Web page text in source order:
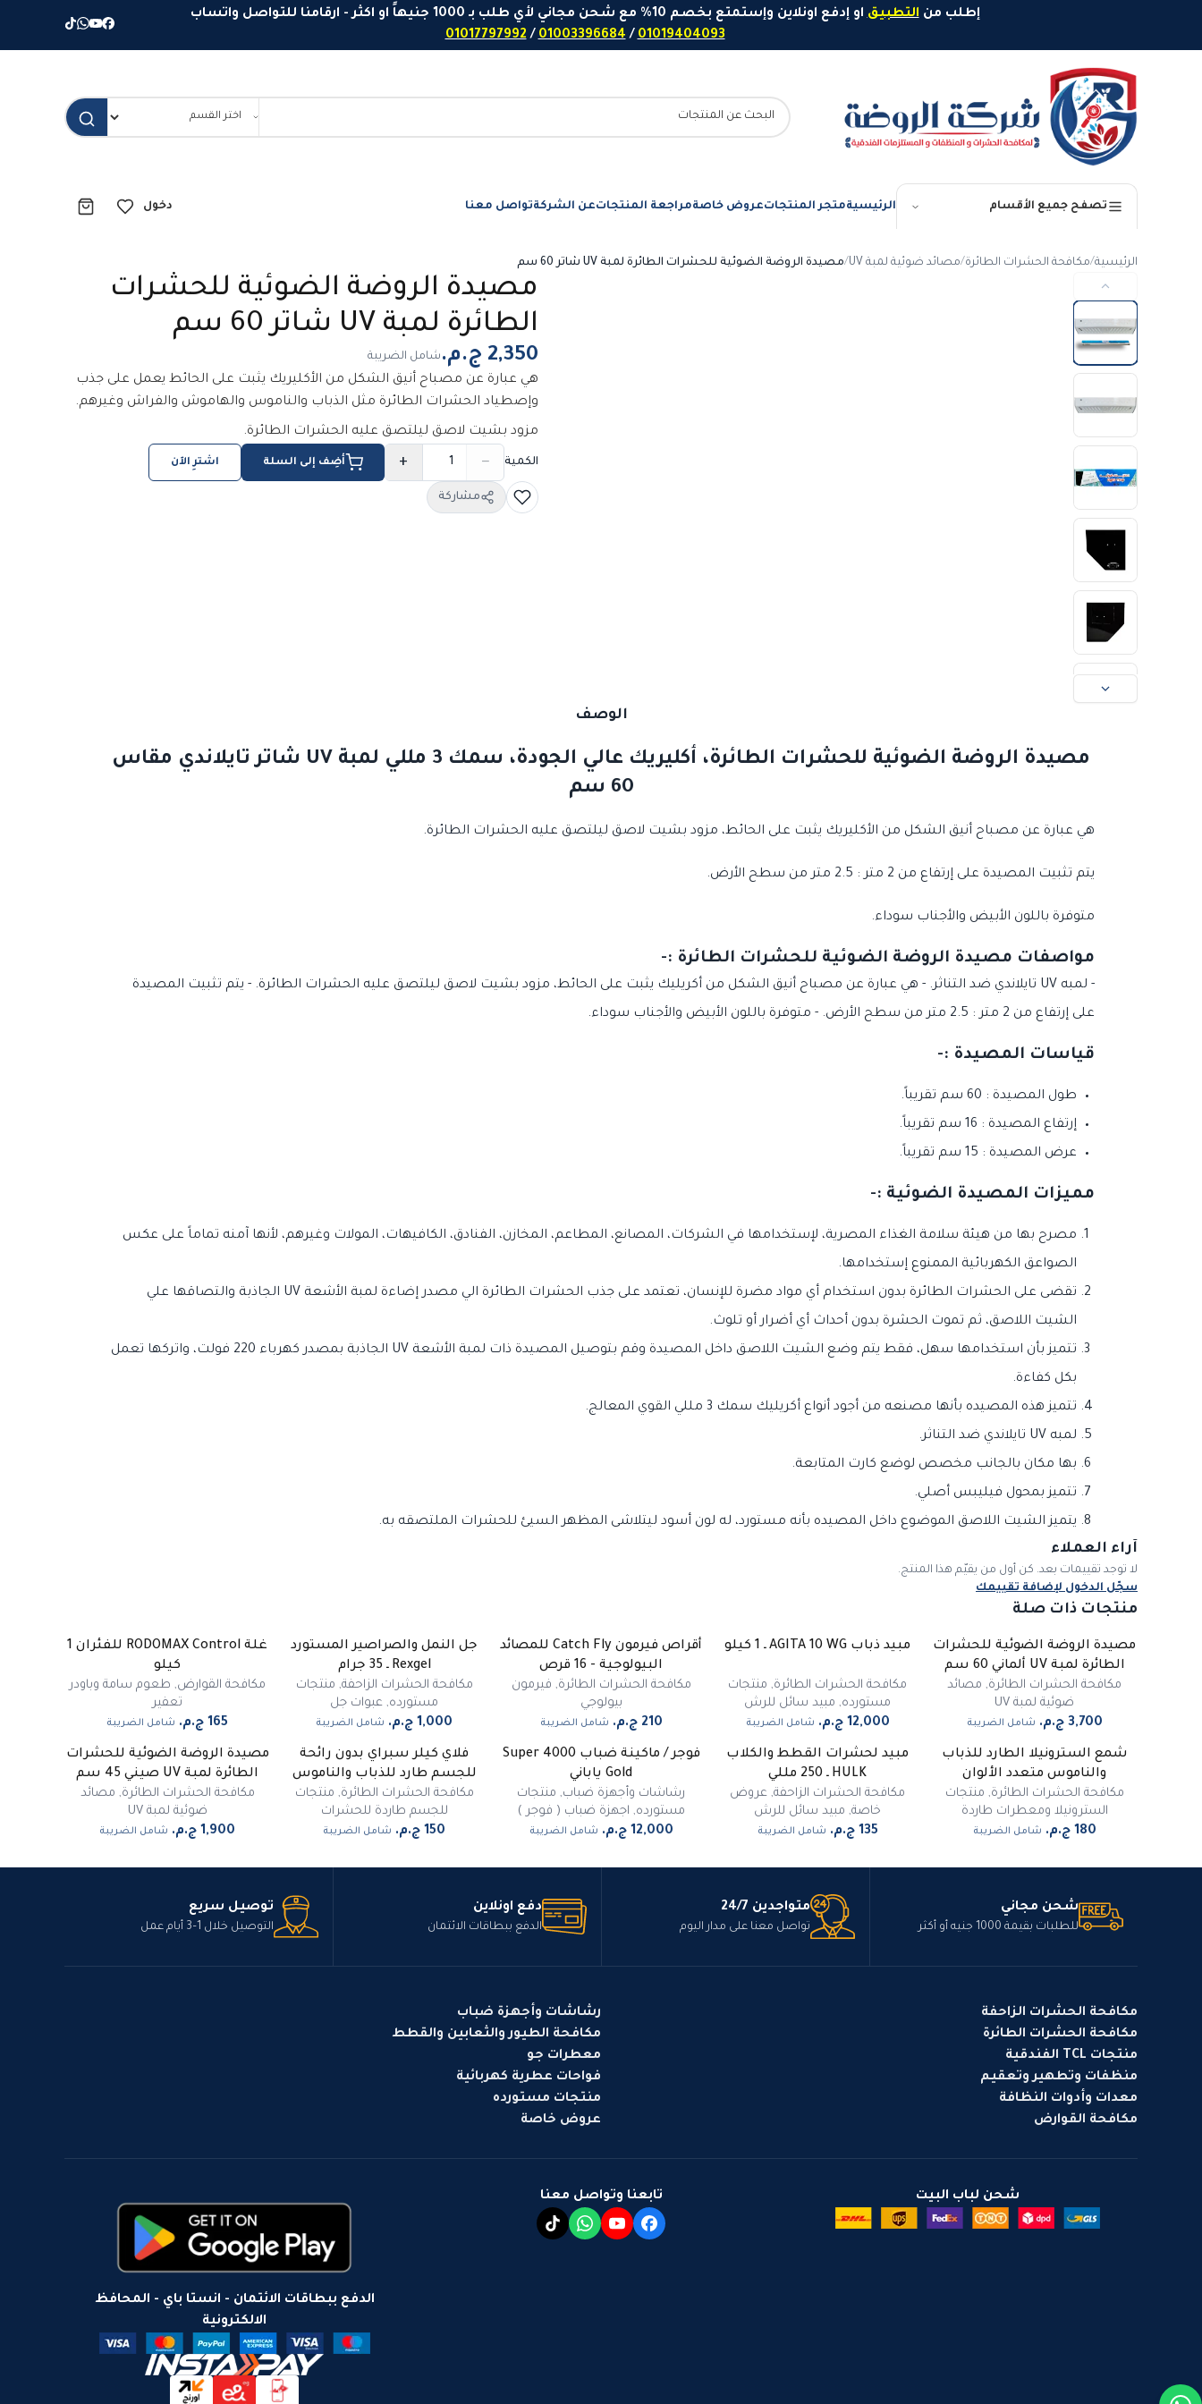
إطلب منالتطبيق او إدفع اونلاين وإستمتع بخصم 10% مع شحن مجاني لأي طلب بـ 1000 جنيهاً او اكثر - ارقامنا للتواصل واتساب
01019404093
/
01003396684
/
01017797992
تصفح جميع الأقسام الرئيسيةمتجر المنتجاتعروض خاصةمراجعة المنتجاتعن الشركةتواصل معنا دخول
الرئيسية/مكافحة الحشرات الطائرة/مصائد ضوئية لمبة UV /مصيدة الروضة الضوئية للحشرات الطائرة لمبة UV شاتر 60 سم
مصيدة الروضة الضوئية للحشرات
الطائرة لمبة UV شاتر 60 سم
شامل الضريبة
هي عبارة عن مصباح أنيق الشكل من الأكليريك يثبت على الحائط يعمل على جذب
وإصطياد الحشرات الطائرة مثل الذباب والناموس والهاموش والفراش وغيرهم.
مزود بشيت لاصق ليلتصق عليه الحشرات الطائرة.
الكمية −
+ أضِف إلى السلة اشترِ الآن
مشاركة
الوصف
مصيدة الروضة الضوئية للحشرات الطائرة، أكليريك عالي الجودة، سمك 3 مللي لمبة UV شاتر تايلاندي مقاس
60 سم
هي عبارة عن مصباح أنيق الشكل من الأكليريك يثبت على الحائط، مزود بشيت لاصق ليلتصق عليه الحشرات الطائرة.
يتم تثبيت المصيدة على إرتفاع من 2 متر : 2.5 متر من سطح الأرض.
متوفرة باللون الأبيض والأجناب سوداء.
مواصفات مصيدة الروضة الضوئية للحشرات الطائرة :-
- لمبه UV تايلاندي ضد التناثر. - هي عبارة عن مصباح أنيق الشكل من أكريليك يثبت على الحائط، مزود بشيت لاصق ليلتصق عليه الحشرات الطائرة. - يتم تثبيت المصيدة
على إرتفاع من 2 متر : 2.5 متر من سطح الأرض. - متوفرة باللون الأبيض والأجناب سوداء.
قياسات المصيدة :-
طول المصيدة : 60 سم تقريباً.
إرتفاع المصيدة : 16 سم تقريباً.
عرض المصيدة : 15 سم تقريباً.
مميزات المصيدة الضوئية :-
مصرح بها من هيئة سلامة الغذاء المصرية، لإستخدامها في الشركات، المصانع، المطاعم، المخازن، الفنادق، الكافيهات، المولات وغيرهم، لأنها آمنه تماماً على عكس
الصواعق الكهربائية الممنوع إستخدامها.
تقضى على الحشرات الطائرة بدون استخدام أي مواد مضرة للإنسان، تعتمد على جذب الحشرات الطائرة الي مصدر إضاءة لمبة الأشعة UV الجاذبة والتصاقها علي
الشيت اللاصق، ثم تموت الحشرة بدون أحداث أي أضرار أو تلوث.
تتميز بأن استخدامها سهل، فقط يتم وضع الشيت اللاصق داخل المصيدة وقم بتوصيل المصيدة ذات لمبة الأشعة UV الجاذبة بمصدر كهرباء 220 فولت، واتركها تعمل
بكل كفاءة.
تتميز هذه المصيده بأنها مصنعه من أجود أنواع أكريليك سمك 3 مللي القوي المعالج.
لمبه UV تايلاندي ضد التناثر.
بها مكان بالجانب مخصص لوضع كارت المتابعة.
تتميز بمحول فيليبس أصلي.
يتميز الشيت اللاصق الموضوع داخل المصيده بأنه مستورد، له لون أسود ليتلاشى المظهر السيئ للحشرات الملتصقه به.
آراء العملاء
لا توجد تقييمات بعد. كن أول من يقيّم هذا المنتج.
سجّل الدخول لإضافة تقييمك
منتجات ذات صلة
مصيدة الروضة الضوئية للحشرات
الطائرة لمبة UV ألماني 60 سم
مكافحة الحشرات الطائرة, مصائد
ضوئية لمبة UV
شامل الضريبة
مبيد ذباب AGITA 10 WG ـ 1 كيلو
مكافحة الحشرات الطائرة, منتجات
مستورده, مبيد سائل للرش
شامل الضريبة
أقراص فيرمون Catch Fly للمصائد
البيولوجية - 16 قرص
مكافحة الحشرات الطائرة, فيرمون
بيولوجي
شامل الضريبة
غير متوفر
جل النمل والصراصير المستورد
Rexgel ـ 35 جرام
مكافحة الحشرات الزاحفة, منتجات
مستورده, عبوات جل
شامل الضريبة
غلة RODOMAX Control للفئران 1
كيلو
مكافحة القوارض, طعوم سامة وباودر
تعفير
شامل الضريبة
شمع السترونيلا الطارد للذباب
والناموس متعدد الألوان
مكافحة الحشرات الطائرة, منتجات
السترونيلا ومعطرات طاردة
شامل الضريبة
مبيد لحشرات القطط والكلاب
HULK ـ 250 مللي
مكافحة الحشرات الزاحفة, عروض
خاصة, مبيد سائل للرش
شامل الضريبة
غير متوفر
فوجر / ماكينة ضباب Super 4000
Gold ياباني
رشاشات وأجهزة ضباب, منتجات
مستورده, اجهزة ضباب ( فوجر )
شامل الضريبة
فلاي كيلر سبراي بدون رائحة
للجسم طارد للذباب والناموس
مكافحة الحشرات الطائرة, منتجات
للجسم طاردة للحشرات
شامل الضريبة
مصيدة الروضة الضوئية للحشرات
الطائرة لمبة UV صيني 45 سم
مكافحة الحشرات الطائرة, مصائد
ضوئية لمبة UV
شامل الضريبة
شحن مجاني
للطلبات بقيمة 1000 جنيه أو أكثر
متواجدين 24/7
تواصل معنا على مدار اليوم
دفع اونلاين
الدفع ببطاقات الائتمان
توصيل سريع
التوصيل خلال 1–3 أيام عمل
مكافحة الحشرات الزاحفة
مكافحة الحشرات الطائرة
منتجات TCL الفندقية
منظفات وتطهير وتعقيم
معدات وأدوات النظافة
مكافحة القوارض
رشاشات وأجهزة ضباب
مكافحة الطيور والثعابين والقطط
معطرات جو
فواحات عطرية كهربائية
منتجات مستورده
عروض خاصة
شحن لباب البيت تابعنا وتواصل معنا
الدفع ببطاقات الائتمان - انستا باي - المحافظ
الالكترونية